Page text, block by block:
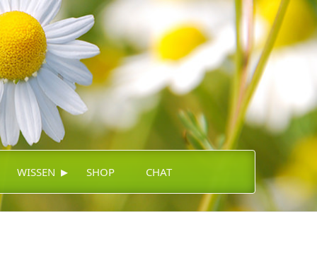
WISSEN ▸ SHOP CHAT